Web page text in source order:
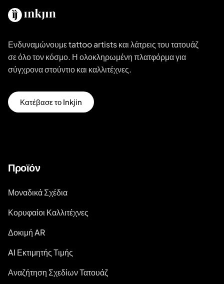
Ενδυναμώνουμε tattoo artists και λάτρεις του τατουάζ
σε όλο τον κόσμο. Η ολοκληρωμένη πλατφόρμα για
σύγχρονα στούντιο και καλλιτέχνες.
Κατέβασε το Inkjin
Προϊόν
Μοναδικά Σχέδια
Κορυφαίοι Καλλιτέχνες
Δοκιμή AR
AI Εκτιμητής Τιμής
Αναζήτηση Σχεδίων Τατουάζ